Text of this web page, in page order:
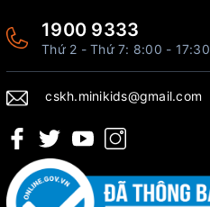
1900 9333
Thứ 2 - Thứ 7: 8:00 - 17:30
cskh.minikids@gmail.com